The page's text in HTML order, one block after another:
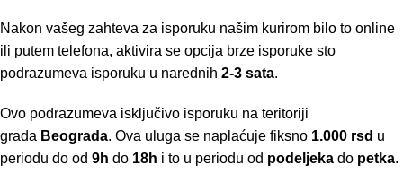
Nakon vašeg zahteva za isporuku našim kurirom bilo to online
ili putem telefona, aktivira se opcija brze isporuke sto
podrazumeva isporuku u narednih 2-3 sata.
Ovo podrazumeva isključivo isporuku na teritoriji
grada Beograda. Ova uluga se naplaćuje fiksno 1.000 rsd u
periodu do od 9h do 18h i to u periodu od podeljeka do petka.